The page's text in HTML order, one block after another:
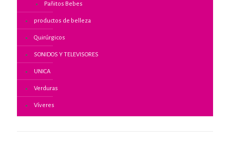
Pañitos Bebes
productos de belleza
Quirúrgicos
SONIDOS Y TELEVISORES
UNICA
Verduras
Víveres